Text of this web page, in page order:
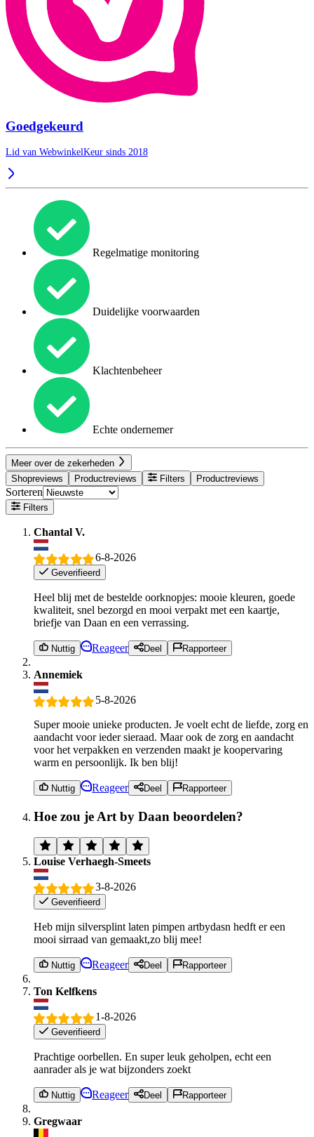
Goedgekeurd
Lid van WebwinkelKeur sinds 2018
Regelmatige monitoring
Duidelijke voorwaarden
Klachtenbeheer
Echte ondernemer
Meer over de zekerheden
Shopreviews
Productreviews Filters Productreviews
Sorteren
Filters
Chantal V.
6-8-2026
Geverifieerd
Heel blij met de bestelde oorknopjes: mooie kleuren, goede
kwaliteit, snel bezorgd en mooi verpakt met een kaartje,
briefje van Daan en een verrassing.
Nuttig Reageer Deel Rapporteer
Annemiek
5-8-2026
Super mooie unieke producten. Je voelt echt de liefde, zorg en
aandacht voor ieder sieraad. Maar ook de zorg en aandacht
voor het verpakken en verzenden maakt je koopervaring
warm en persoonlijk. Ik ben blij!
Nuttig Reageer Deel Rapporteer
Hoe zou je Art by Daan beoordelen?
Louise Verhaegh-Smeets
3-8-2026
Geverifieerd
Heb mijn silversplint laten pimpen artbydasn hedft er een
mooi sirraad van gemaakt,zo blij mee!
Nuttig Reageer Deel Rapporteer
Ton Kelfkens
1-8-2026
Geverifieerd
Prachtige oorbellen. En super leuk geholpen, echt een
aanrader als je wat bijzonders zoekt
Nuttig Reageer Deel Rapporteer
Gregwaar